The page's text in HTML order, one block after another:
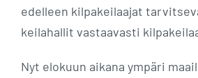
edelleen kilpakeilaajat
keilahallit vastaavasti
Nyt elokuun aikana ympäri